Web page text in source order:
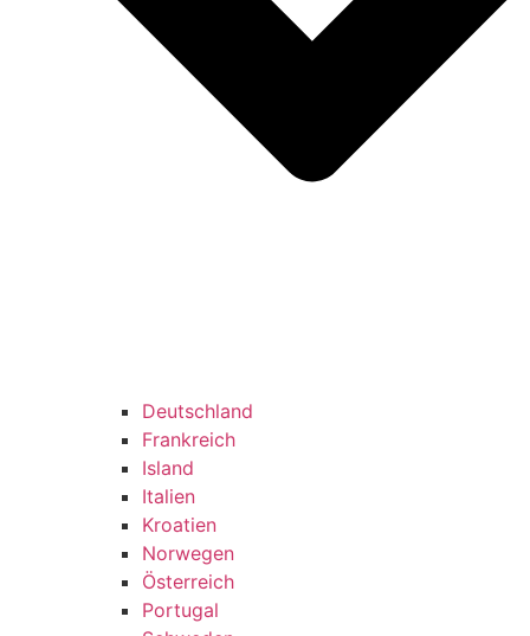
Deutschland
Frankreich
Island
Italien
Kroatien
Norwegen
Österreich
Portugal